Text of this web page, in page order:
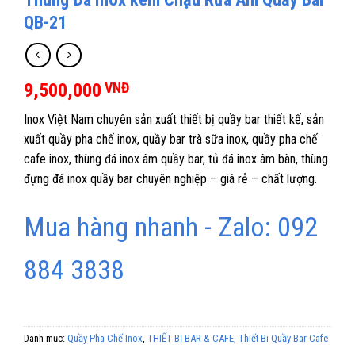
QB-21
9,500,000 VNĐ
Inox Việt Nam chuyên sản xuất thiết bị quầy bar thiết kế, sản
xuất quầy pha chế inox, quầy bar trà sữa inox, quầy pha chế
cafe inox, thùng đá inox âm quầy bar, tủ đá inox âm bàn, thùng
đựng đá inox quầy bar chuyên nghiệp – giá rẻ – chất lượng.
Mua hàng nhanh - Zalo: 092
884 3838
Danh mục: Quầy Pha Chế Inox THIẾT BỊ BAR & CAFE Thiết Bị Quầy Bar Cafe